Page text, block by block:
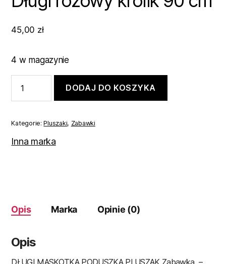
45,00 zł
4 w magazynie
Długi
różowy
90
DODAJ DO KOSZYKA
Kategorie:Pluszaki, Zabawki
Inna marka
Opis Marka Opinie (0)
Opis
DŁUGI MASKOTKA PODUSZKA PLUSZAK Zabawka –